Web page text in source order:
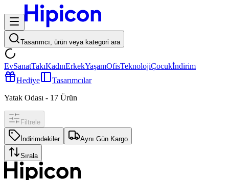
Tasarımcı, ürün veya kategori ara
EvSanatTakıKadınErkekYaşamOfisTeknolojiÇocukİndirim
Hediye
Tasarımcılar
Yatak Odası - 17 Ürün
Filtrele
İndirimdekiler Aynı Gün Kargo
Sırala